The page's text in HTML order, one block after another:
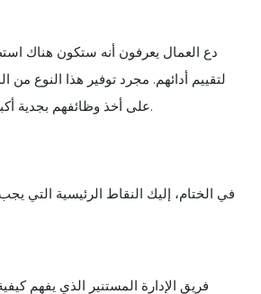
دع العمال يعرفون أنه ستكون هناك
لتقييم أدائهم. مجرد توفير هذا النوع
على أخذ وظائفهم بجدية أكبر وتحقيق أهداف أدائهم.
في الختام، إليك النقاط الرئيسية التي
فريق الإدارة المستنير الذي يفهم